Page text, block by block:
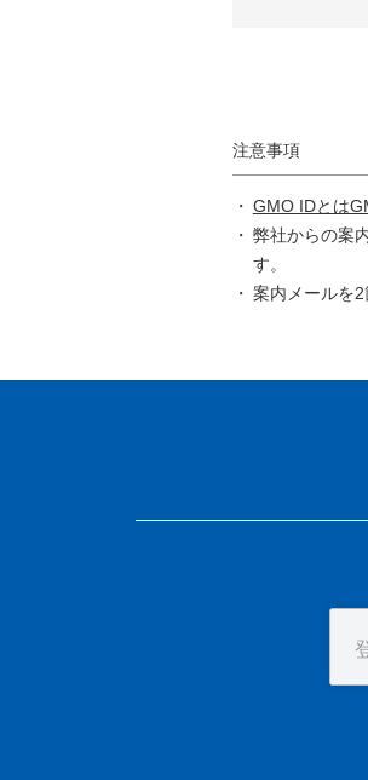
注意事項
GMO IDとは
弊社からの案
す。
案内メールを2